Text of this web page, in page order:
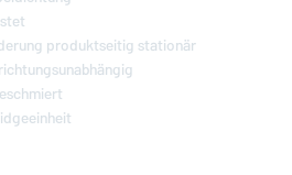
produktseitig stationär